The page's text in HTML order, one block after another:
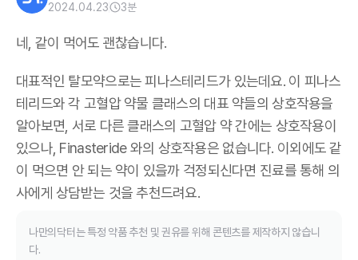
2024.04.23 3분
네, 같이 먹어도 괜찮습니다.
대표적인 탈모약으로는 피나스테리드가 있는데요. 이 피나스
테리드와 각 고혈압 약물 클래스의 대표 약들의 상호작용을
알아보면, 서로 다른 클래스의 고혈압 약 간에는 상호작용이
있으나, Finasteride 와의 상호작용은 없습니다. 이외에도 같
이 먹으면 안 되는 약이 있을까 걱정되신다면 진료를 통해 의
사에게 상담받는 것을 추천드려요.
나만의닥터는 특정 약품 추천 및 권유를 위해 콘텐츠를 제작하지 않습니
다.